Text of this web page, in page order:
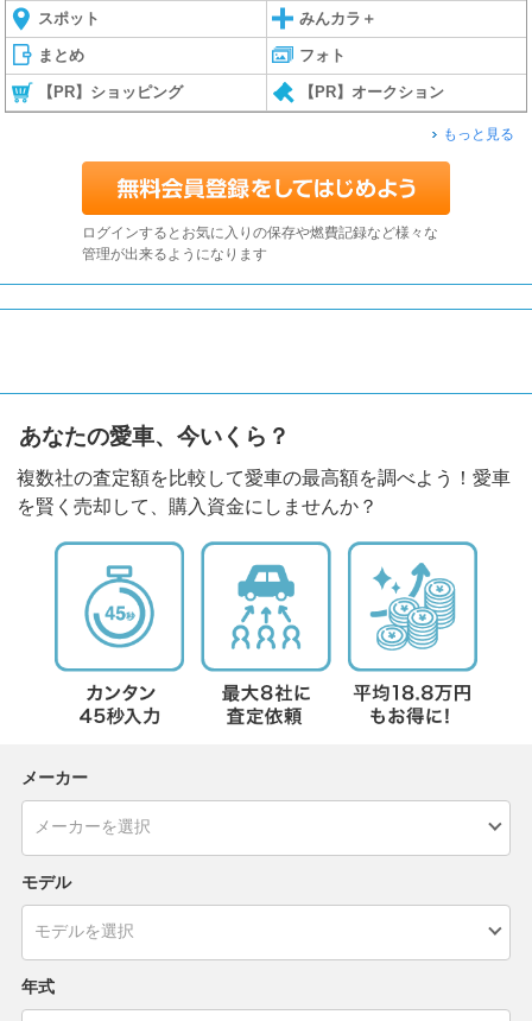
スポット みんカラ＋
まとめ フォト
【PR】ショッピング 【PR】オークション
もっと見る
ログインするとお気に入りの保存や燃費記録など様々な
管理が出来るようになります
あなたの愛車、今いくら？
複数社の査定額を比較して愛車の最高額を調べよう！愛車
を賢く売却して、購入資金にしませんか？
メーカー
モデル
年式